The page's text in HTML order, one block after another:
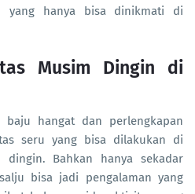
yang hanya bisa dinikmati di
Musim Dingin di
baju hangat dan perlengkapan
seru yang bisa dilakukan di
dingin. Bahkan hanya sekadar
bisa jadi pengalaman yang